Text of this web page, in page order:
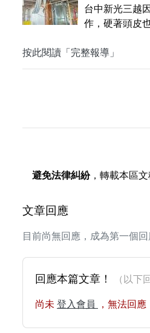
台中新光三越
作，硬著頭皮
按此閱讀「完整報導」
避免法律糾紛，轉載本區
文章回應
目前尚無回應，成為第一個回
回應本篇文章！ （以
尚未 登入會員 ，無法回應